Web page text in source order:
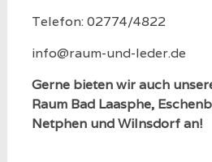
Telefon: 02774/4822
info@raum-und-leder.de
Gerne bieten wir auch
Raum Bad Laasphe,
Netphen und Wilnsdorf an!